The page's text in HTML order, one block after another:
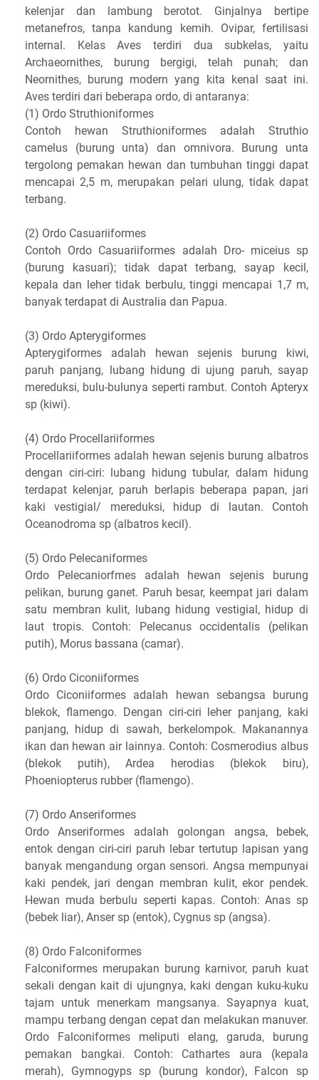
kelenjar dan lambung berotot. Ginjalnya bertipe
metanefros, tanpa kandung kemih. Ovipar, fertilisasi
internal. Kelas Aves terdiri dua subkelas, yaitu
Archaeornithes, burung bergigi, telah punah; dan
Neornithes, burung modern yang kita kenal saat ini.
Aves terdiri dari beberapa ordo, di antaranya:
(1) Ordo Struthioniformes
Contoh hewan Struthioniformes adalah Struthio
camelus (burung unta) dan omnivora. Burung unta
tergolong pemakan hewan dan tumbuhan tinggi dapat
mencapai 2,5 m, merupakan pelari ulung, tidak dapat
terbang.
(2) Ordo Casuariiformes
Contoh Ordo Casuariiformes adalah Dro- miceius sp
(burung kasuari); tidak dapat terbang, sayap kecil,
kepala dan leher tidak berbulu, tinggi mencapai 1,7 m,
banyak terdapat di Australia dan Papua.
(3) Ordo Apterygiformes
Apterygiformes adalah hewan sejenis burung kiwi,
paruh panjang, lubang hidung di ujung paruh, sayap
mereduksi, bulu-bulunya seperti rambut. Contoh Apteryx
sp (kiwi).
(4) Ordo Procellariiformes
Procellariiformes adalah hewan sejenis burung albatros
dengan ciri-ciri: lubang hidung tubular, dalam hidung
terdapat kelenjar, paruh berlapis beberapa papan, jari
kaki vestigial/ mereduksi, hidup di lautan. Contoh
Oceanodroma sp (albatros kecil).
(5) Ordo Pelecaniformes
Ordo Pelecaniorfmes adalah hewan sejenis burung
pelikan, burung ganet. Paruh besar, keempat jari dalam
satu membran kulit, lubang hidung vestigial, hidup di
laut tropis. Contoh: Pelecanus occidentalis (pelikan
putih), Morus bassana (camar).
(6) Ordo Ciconiiformes
Ordo Ciconiiformes adalah hewan sebangsa burung
blekok, flamengo. Dengan ciri-ciri leher panjang, kaki
panjang, hidup di sawah, berkelompok. Makanannya
ikan dan hewan air lainnya. Contoh: Cosmerodius albus
(blekok putih), Ardea herodias (blekok biru),
Phoeniopterus rubber (flamengo).
(7) Ordo Anseriformes
Ordo Anseriformes adalah golongan angsa, bebek,
entok dengan ciri-ciri paruh lebar tertutup lapisan yang
banyak mengandung organ sensori. Angsa mempunyai
kaki pendek, jari dengan membran kulit, ekor pendek.
Hewan muda berbulu seperti kapas. Contoh: Anas sp
(bebek liar), Anser sp (entok), Cygnus sp (angsa).
(8) Ordo Falconiformes
Falconiformes merupakan burung karnivor, paruh kuat
sekali dengan kait di ujungnya, kaki dengan kuku-kuku
tajam untuk menerkam mangsanya. Sayapnya kuat,
mampu terbang dengan cepat dan melakukan manuver.
Ordo Falconiformes meliputi elang, garuda, burung
pemakan bangkai. Contoh: Cathartes aura (kepala
merah), Gymnogyps sp (burung kondor), Falcon sp